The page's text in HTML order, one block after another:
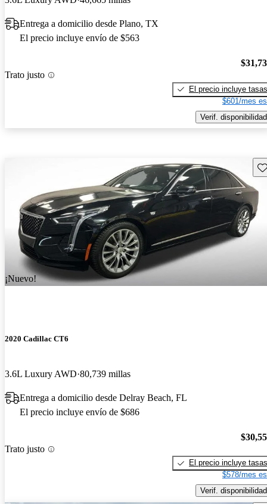
Entrega a domicilio desde Plano, TX
El precio incluye envío de $563
Trato justo
El precio incluye tasas
$601/mes
Verif. disponibilidad
¡Nuevo!
2020 Cadillac CT6
3.6L Luxury AWD 80,739 millas
Entrega a domicilio desde Delray Beach, FL
El precio incluye envío de $686
Trato justo
El precio incluye tasas
$578/mes
Verif. disponibilidad